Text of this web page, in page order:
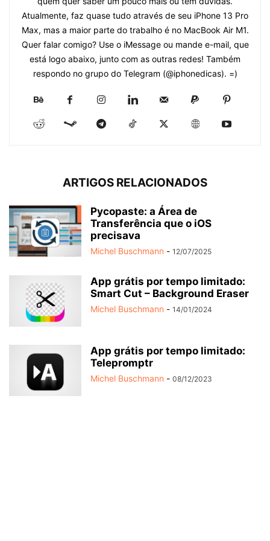
Atualmente, faz quase tudo através de seu iPhone 13 Pro
Max, mas a maior parte do trabalho é no MacBook Air M1.
Quer falar comigo? Use o iMessage ou mande e-mail, que
está logo abaixo, junto com as outras redes! Também
respondo no grupo do Telegram (@iphonedicas). =)
ARTIGOS RELACIONADOS
Pycopaste: a Área de
Transferência que o iOS
precisava
Michel Buschmann - 12/07/2025
App grátis por tempo limitado:
Smart Cut – Background Eraser
Michel Buschmann - 14/01/2024
App grátis por tempo limitado:
Telepromptr
Michel Buschmann - 08/12/2023